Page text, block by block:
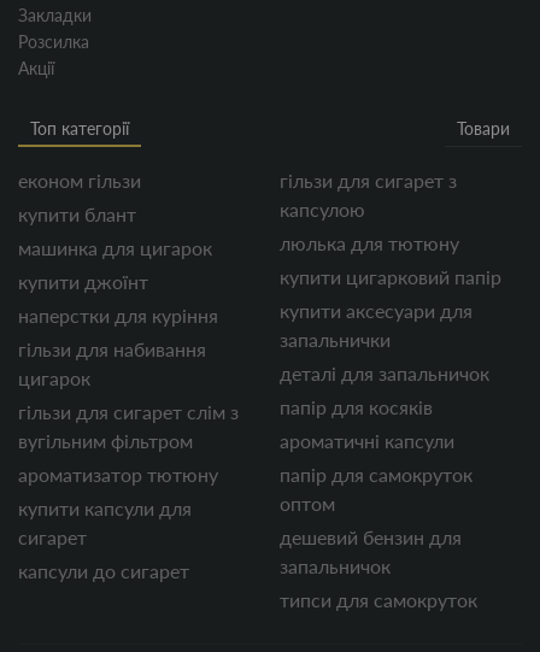
Закладки
Розсилка
Акції
Топ категорії Товари
економ гільзи
купити блант
машинка для цигарок
купити джоїнт
наперстки для куріння
гільзи для набивання
цигарок
гільзи для сигарет слім з
вугільним фільтром
ароматизатор тютюну
купити капсули для
сигарет
капсули до сигарет
гільзи для сигарет з
капсулою
люлька для тютюну
купити цигарковий папір
купити аксесуари для
запальнички
деталі для запальничок
папір для косяків
ароматичні капсули
папір для самокруток
оптом
дешевий бензин для
запальничок
типси для самокруток